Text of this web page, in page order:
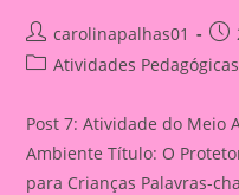
Post
author:
carolinapalhas01
PostAtividades Pedagógicas
Post 7: Atividade do Meio
Ambiente Título: O
para Crianças Palavras-